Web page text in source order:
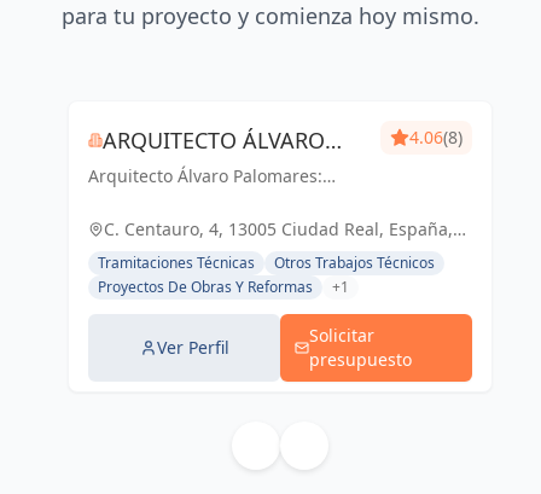
para tu proyecto y comienza hoy mismo.
ARQUITECTO ÁLVARO
PALOMARES
Arquitecto Álvaro Palomares:
Construyendo Tu Hogar.
4.06(8)
C. Centauro, 4, 13005 Ciudad Real, España,
España
Tramitaciones Técnicas
Otros Trabajos Técnicos
Proyectos De Obras Y Reformas
+1
Ver Perfil
Solicitar
presupuesto